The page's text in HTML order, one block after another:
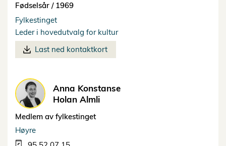
Fødselsår / 1969
Fylkestinget
Leder i hovedutvalg for kultur
Last ned kontaktkort
Anna Konstanse
Holan Almli
Medlem av fylkestinget
Høyre